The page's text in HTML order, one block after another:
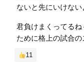
ないと先にいけな
君負けまくってる
ために格上の試合
11